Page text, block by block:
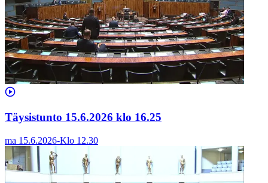
Täysistunto 15.6.2026 klo 16.25
ma 15.6.2026-Klo 12.30